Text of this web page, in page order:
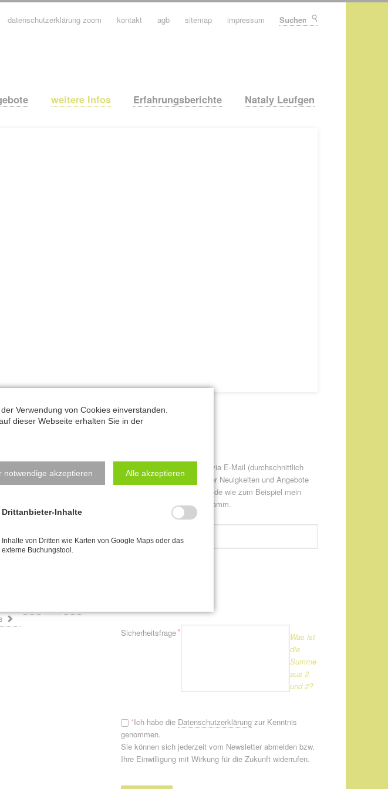
weitere Infos Erfahrungsberichte Nataly Leufgen
datenschutzerklärung zoom kontakt agb sitemap impressum
Bitte informieren Sie mich via E-Mail (durchschnittlich
etwa einmal pro Monat) über Neuigkeiten und Angebote
zur CANTIENICA® - Methode wie zum Beispiel mein
jeweils aktuelles Kursprogramm.
Pflichtfeld
Sicherheitsfrage*
Was ist
die
Summe
aus 3
und 2?
*Ich habe die Datenschutzerklärungzur Kenntnis
genommen.
Sie können sich jederzeit vom Newsletter abmelden bzw.
Ihre Einwilligung mit Wirkung für die Zukunft widerrufen.
Verwendung von Cookies einverstanden.
dieser Webseite erhalten Sie in der
notwendige akzeptieren Alle akzeptieren
Drittanbieter-Inhalte
Inhalte von Dritten wie Karten von Google Maps oder das
externe Buchungstool.